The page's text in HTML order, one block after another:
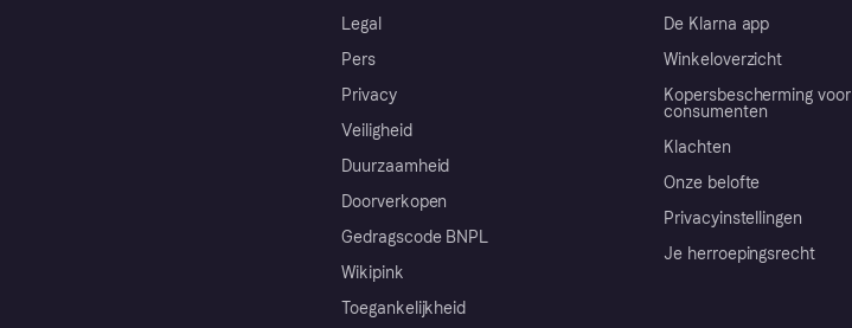
Legal
Pers
Privacy
Veiligheid
Duurzaamheid
Doorverkopen
Gedragscode BNPL
Wikipink
Toegankelijkheid
De Klarna app
Winkeloverzicht
Kopersbescherming voor
consumenten
Klachten
Onze belofte
Privacyinstellingen
Je herroepingsrecht